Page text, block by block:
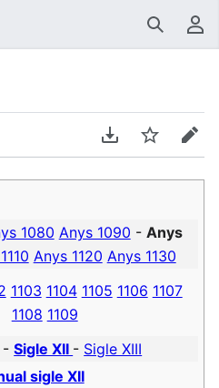
Buscar
Descarregar en
Vigilar
1080 Anys 1090 - Anys
Anys 1120 Anys 1130
1103 1104 1105 1106 1107
1108 1109
-Sigle XII - Sigle XIII
sigle XII